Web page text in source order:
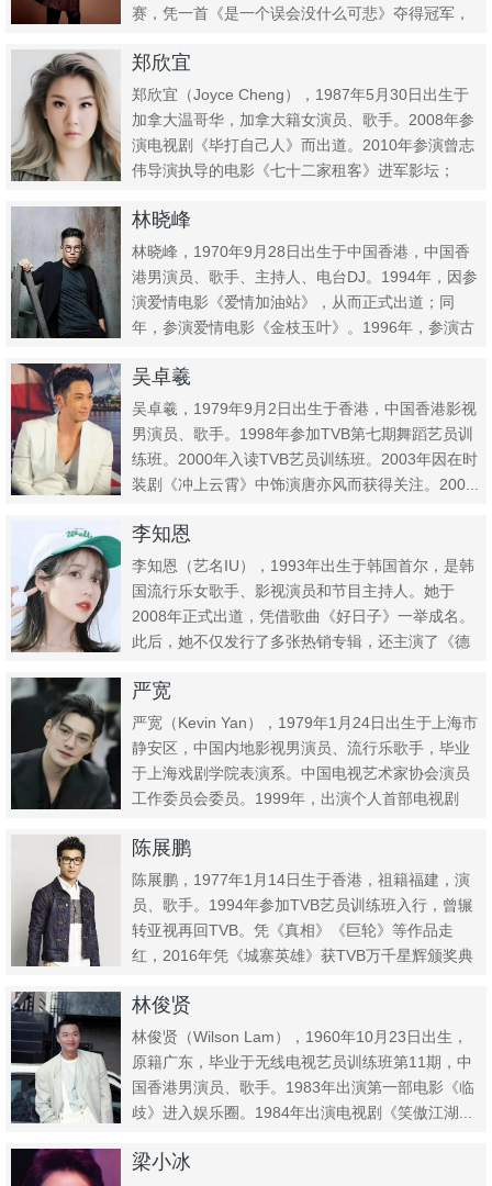
赛，凭一首《是一个误会没什么可悲》夺得冠军，
郑欣宜
郑欣宜（Joyce Cheng），1987年5月30日出生于
加拿大温哥华，加拿大籍女演员、歌手。2008年参
演电视剧《毕打自己人》而出道。2010年参演曾志
伟导演执导的电影《七十二家租客》进军影坛；
林晓峰
林晓峰，1970年9月28日出生于中国香港，中国香
港男演员、歌手、主持人、电台DJ。1994年，因参
演爱情电影《爱情加油站》，从而正式出道；同
年，参演爱情电影《金枝玉叶》。1996年，参演古
吴卓羲
吴卓羲，1979年9月2日出生于香港，中国香港影视
男演员、歌手。1998年参加TVB第七期舞蹈艺员训
练班。2000年入读TVB艺员训练班。2003年因在时
装剧《冲上云霄》中饰演唐亦风而获得关注。200...
李知恩
李知恩（艺名IU），1993年出生于韩国首尔，是韩
国流行乐女歌手、影视演员和节目主持人。她于
2008年正式出道，凭借歌曲《好日子》一举成名。
此后，她不仅发行了多张热销专辑，还主演了《德
严宽
严宽（Kevin Yan），1979年1月24日出生于上海市
静安区，中国内地影视男演员、流行乐歌手，毕业
于上海戏剧学院表演系。中国电视艺术家协会演员
工作委员会委员。1999年，出演个人首部电视剧
陈展鹏
陈展鹏，1977年1月14日生于香港，祖籍福建，演
员、歌手。1994年参加TVB艺员训练班入行，曾辗
转亚视再回TVB。凭《真相》《巨轮》等作品走
红，2016年凭《城寨英雄》获TVB万千星辉颁奖典
林俊贤
林俊贤（Wilson Lam），1960年10月23日出生，
原籍广东，毕业于无线电视艺员训练班第11期，中
国香港男演员、歌手。1983年出演第一部电影《临
歧》进入娱乐圈。1984年出演电视剧《笑傲江湖...
梁小冰